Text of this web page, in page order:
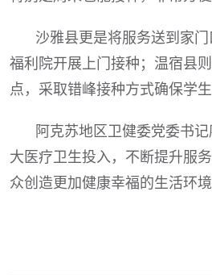
沙雅县更是将服务送到家
福利院开展上门接种；温宿县
点，采取错峰接种方式确保学生
阿克苏地区卫健委党委书
大医疗卫生投入，不断提升服
众创造更加健康幸福的生活环境